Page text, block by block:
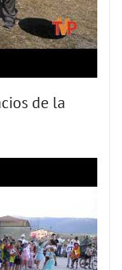
de la